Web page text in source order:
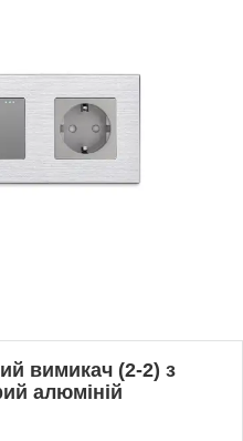
вимикач (2-2) з
алюміній